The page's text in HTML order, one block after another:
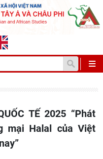
mại Halal của Việt